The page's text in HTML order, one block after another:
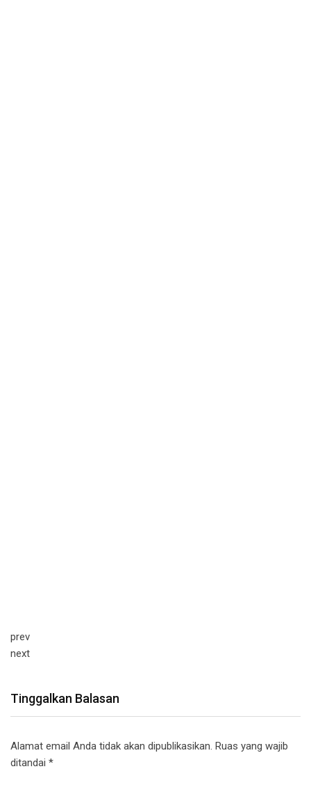
prev
next
Tinggalkan Balasan
Alamat email Anda tidak akan dipublikasikan. Ruas yang wajib
ditandai *